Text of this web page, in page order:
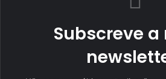
Subscreve a